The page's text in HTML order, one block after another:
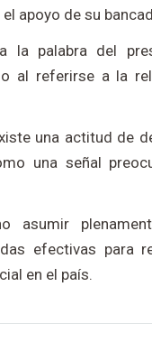
apoyo de su
la palabra del
al referirse a la
una actitud de
una señal
asumir
efectivas para
en el país.